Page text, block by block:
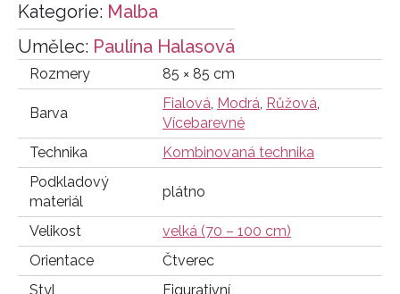
Kategorie: Malba
Umělec: Paulína Halasová
Rozmery 85 × 85 cm
Barva
Fialová, Modrá, Růžová,
Vícebarevné
Technika
Kombinovaná technika
Podkladový
materiál
plátno
Velikost
velká (70 – 100 cm)
Orientace
Čtverec
Styl
Figurativní